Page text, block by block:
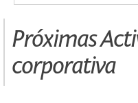
Próximas
corporativa